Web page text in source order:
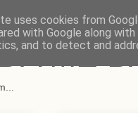
MĚ
uses cookies from
with Google along
and to detect and